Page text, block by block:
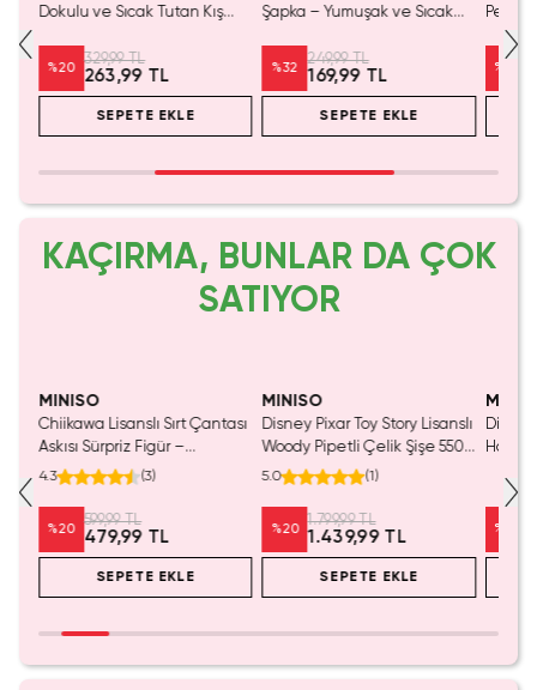
Ve
Dokulu ve Sıcak Tutan Kış
%20
329,99 TL
263,99 TL
SEPETE EKLE
Şapka – Yumuşak ve Sıcak
%32
249,99 TL
169,99 TL
SEPETE EKLE
Peluş
%
KAÇIRMA, BUNLAR DA ÇOK
SATIYOR
MINISO
Chiikawa Lisanslı Sırt Çantası
Askısı Sürpriz Figür –
Koleksiyonluk Blind Box
4.3 (3)
%20
599,99 TL
479,99 TL
SEPETE EKLE
MINISO
Disney Pixar Toy Story Lisanslı
Woody Pipetli Çelik Şişe 550
mL – Saplı Tasarım
5.0 (1)
%20
1.799,99 TL
1.439,99 TL
SEPETE EKLE
Disney
%